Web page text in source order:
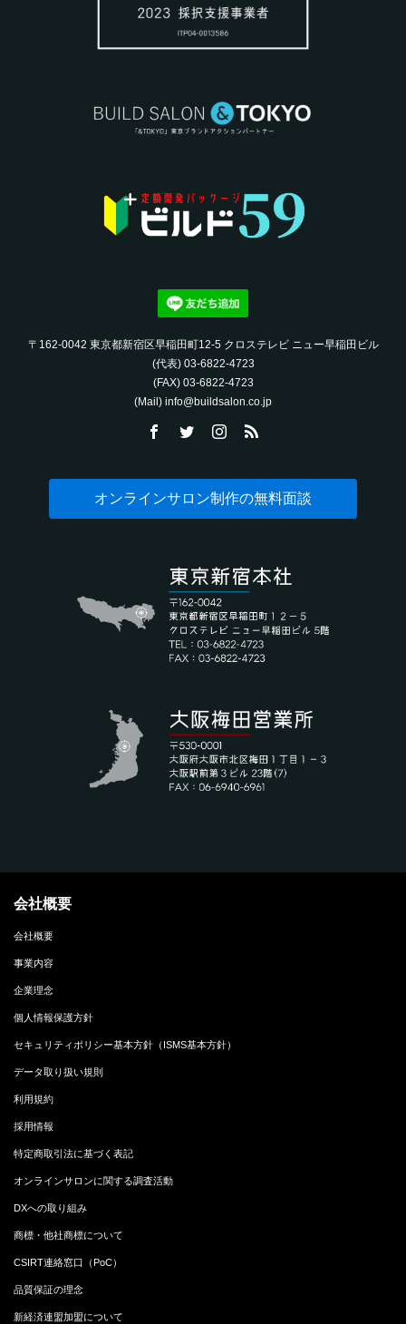
〒162-0042 東京都新宿区早稲田町12-5 クロステレビ ニュー早稲田ビル
(代表) 03-6822-4723‬
(FAX) 03-6822-4723‬
(Mail) info@buildsalon.co.jp
オンラインサロン制作の無料面談
会社概要
会社概要
事業内容
企業理念
個人情報保護方針
セキュリティポリシー基本方針（ISMS基本方針）
データ取り扱い規則
利用規約
採用情報
特定商取引法に基づく表記
オンラインサロンに関する調査活動
DXへの取り組み
商標・他社商標について
CSIRT連絡窓口（PoC）
品質保証の理念
新経済連盟加盟について